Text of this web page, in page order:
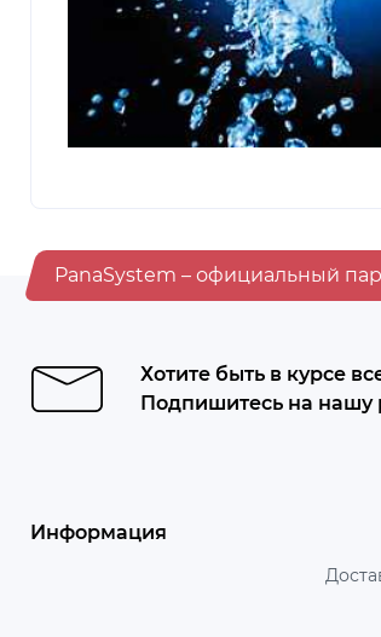
PanaSystem – официальный
Хотите быть в курсе
Подпишитесь на нашу
Информация